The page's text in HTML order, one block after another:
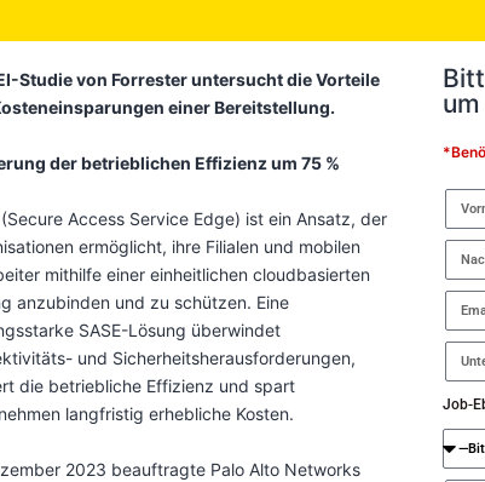
Studie von Forrester untersucht die Vorteile
einer Bereitstellung.
der betrieblichen Effizienz um 75 %
(Secure Access Service Edge) ist ein Ansatz, der
ermöglicht, ihre Filialen und mobilen
mithilfe einer einheitlichen cloudbasierten
anzubinden und zu schützen. Eine
SASE-Lösung überwindet
und Sicherheitsherausforderungen,
die betriebliche Effizienz und spart
langfristig erhebliche Kosten.
2023 beauftragte Palo Alto Networks
Job-